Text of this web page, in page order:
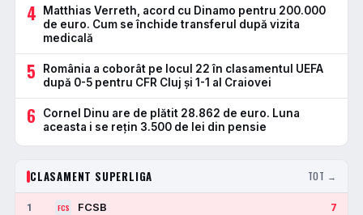
4
Matthias Verreth, acord cu Dinamo pentru 200.000
de euro. Cum se închide transferul după vizita
medicală
5
România a coborât pe locul 22 în clasamentul UEFA
după 0-5 pentru CFR Cluj și 1-1 al Craiovei
6
Cornel Dinu are de plătit 28.862 de euro. Luna
aceasta i se rețin 3.500 de lei din pensie
CLASAMENT SUPERLIGA TOT →
1 FCS FCSB 7